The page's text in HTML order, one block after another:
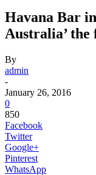
Havana Bar
Australia’
By
admin
-
January 26, 2016
0
850
Facebook
Twitter
Google+
Pinterest
WhatsApp